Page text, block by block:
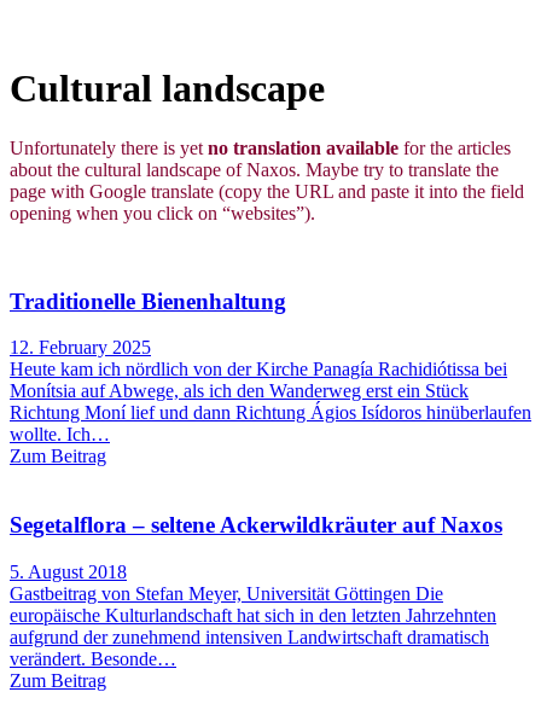
Cultural landscape
Unfortunately there is yet no translation available for the articles
about the cultural landscape of Naxos. Maybe try to translate the
page with Google translate (copy the URL and paste it into the field
opening when you click on “websites”).
Traditionelle Bienenhaltung
12. February 2025
Heute kam ich nördlich von der Kirche Panagía Rachidiótissa bei
Monítsia auf Abwege, als ich den Wanderweg erst ein Stück
Richtung Moní lief und dann Richtung Ágios Isídoros hinüberlaufen
wollte. Ich…
Zum Beitrag
Segetalflora – seltene Ackerwildkräuter auf Naxos
5. August 2018
Gastbeitrag von Stefan Meyer, Universität Göttingen Die
europäische Kulturlandschaft hat sich in den letzten Jahrzehnten
aufgrund der zunehmend intensiven Landwirtschaft dramatisch
verändert. Besonde…
Zum Beitrag